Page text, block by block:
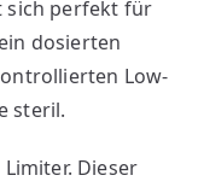
sich perfekt für
dosierten
Low-
steril.
Dieser